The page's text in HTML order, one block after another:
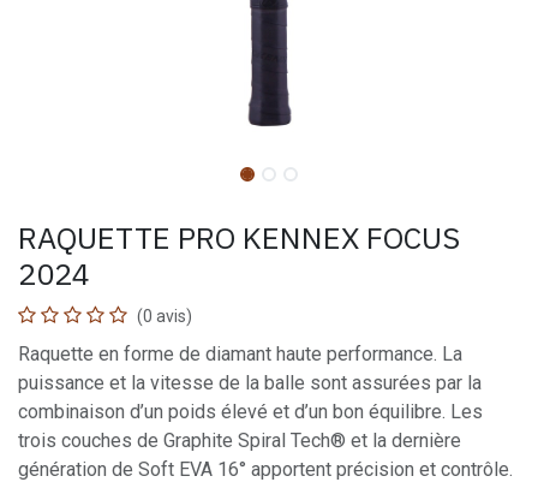
RAQUETTE PRO KENNEX FOCUS
2024
(0 avis)
Raquette en forme de diamant haute performance. La
puissance et la vitesse de la balle sont assurées par la
combinaison d’un poids élevé et d’un bon équilibre. Les
trois couches de Graphite Spiral Tech® et la dernière
génération de Soft EVA 16° apportent précision et contrôle.